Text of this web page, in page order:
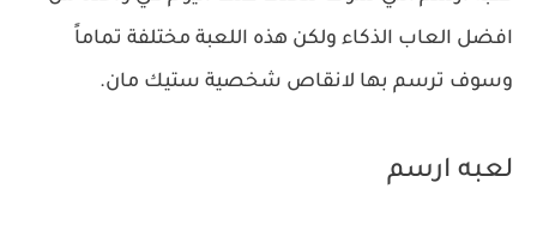
افضل العاب الذكاء ولكن هذه اللعبة مختلفة تماماً
وسوف ترسم بها لانقاص شخصية ستيك مان.
لعبه ارسم